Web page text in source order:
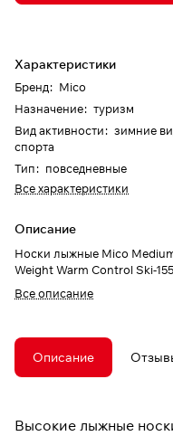
Характеристики
Бренд: Mico
Назначение: туризм
Вид активности: зимние
спорта
Тип: повседневные
Все характеристики
Описание
Носки лыжные Mico
Weight Warm Control Ski-155
Все описание
Описание
Высокие лыжные